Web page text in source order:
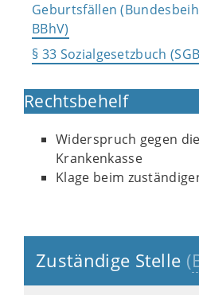
Geburtsfällen
BBhV)
§ 33 Sozialgesetzbuch
Rechtsbehelf
Widerspruch gegen
Krankenkasse
Klage beim
Zuständige Stelle (